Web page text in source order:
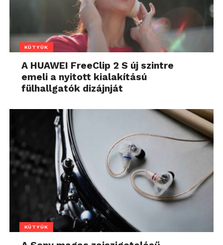
KÜTYÜK
A HUAWEI FreeClip 2 S új szintre
emeli a nyitott kialakítású
fülhallgatók dizájnját
KÜTYÜK